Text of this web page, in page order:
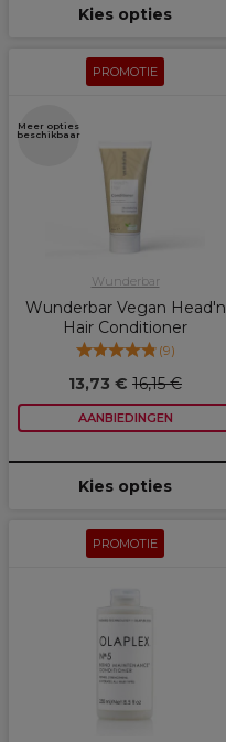
Kies opties
PROMOTIE
Meer opties
beschikbaar
Wunderbar
Wunderbar Vegan Head'n
Hair Conditioner
(9)
13,73 € 16,15 €
AANBIEDINGEN
Kies opties
PROMOTIE